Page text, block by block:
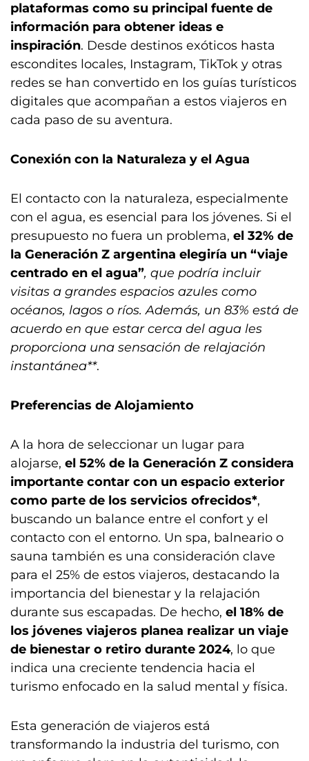
plataformas como su principal fuente de
información para obtener ideas e
inspiración. Desde destinos exóticos hasta
escondites locales, Instagram, TikTok y otras
redes se han convertido en los guías turísticos
digitales que acompañan a estos viajeros en
cada paso de su aventura.
Conexión con la Naturaleza y el Agua
El contacto con la naturaleza, especialmente
con el agua, es esencial para los jóvenes. Si el
presupuesto no fuera un problema, el 32% de
la Generación Z argentina elegiría un “viaje
centrado en el agua”, que podría incluir
visitas a grandes espacios azules como
océanos, lagos o ríos. Además, un 83% está de
acuerdo en que estar cerca del agua les
proporciona una sensación de relajación
instantánea**.
Preferencias de Alojamiento
A la hora de seleccionar un lugar para
alojarse, el 52% de la Generación Z considera
importante contar con un espacio exterior
como parte de los servicios ofrecidos*,
buscando un balance entre el confort y el
contacto con el entorno. Un spa, balneario o
sauna también es una consideración clave
para el 25% de estos viajeros, destacando la
importancia del bienestar y la relajación
durante sus escapadas. De hecho, el 18% de
los jóvenes viajeros planea realizar un viaje
de bienestar o retiro durante 2024, lo que
indica una creciente tendencia hacia el
turismo enfocado en la salud mental y física.
Esta generación de viajeros está
transformando la industria del turismo, con